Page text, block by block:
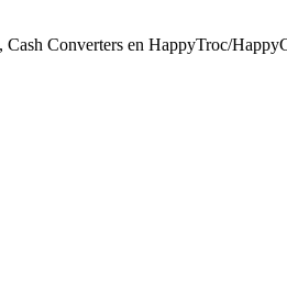
Converters en HappyTroc/